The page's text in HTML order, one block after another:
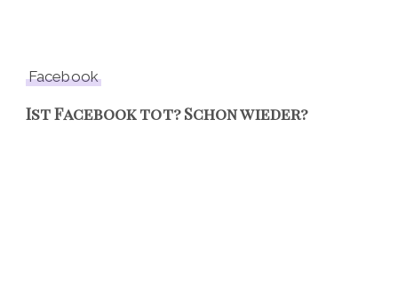
Facebook
Ist Facebook tot? Schon wieder?